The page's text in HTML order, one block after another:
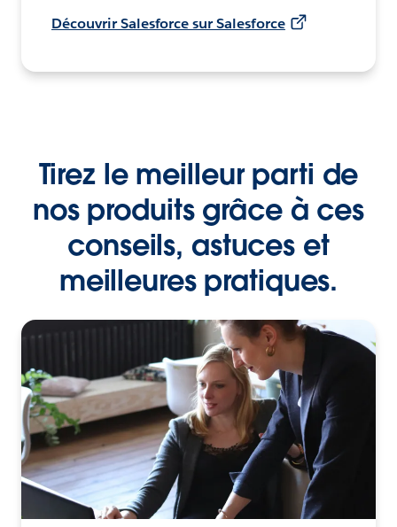
Découvrir Salesforce sur Salesforce
Tirez le meilleur parti de
nos produits grâce à ces
conseils, astuces et
meilleures pratiques.